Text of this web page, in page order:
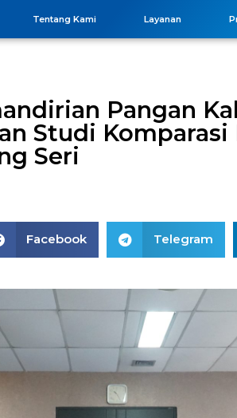
Tentang Kami Layanan
Pangan
Studi
Seri
Facebook Telegram